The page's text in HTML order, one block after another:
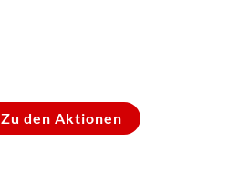
Zu den Aktionen